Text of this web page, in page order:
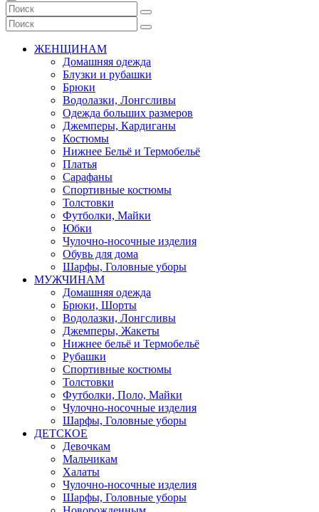
ЖЕНЩИНАМ
Домашняя одежда
Блузки и рубашки
Брюки
Водолазки, Лонгсливы
Одежда больших размеров
Джемперы, Кардиганы
Костюмы
Нижнее Бельё и Термобельё
Платья
Сарафаны
Спортивные костюмы
Толстовки
Футболки, Майки
Юбки
Чулочно-носочные изделия
Обувь для дома
Шарфы, Головные уборы
МУЖЧИНАМ
Домашняя одежда
Брюки, Шорты
Водолазки, Лонгсливы
Джемперы, Жакеты
Нижнее бельё и Термобельё
Рубашки
Спортивные костюмы
Толстовки
Футболки, Поло, Майки
Чулочно-носочные изделия
Шарфы, Головные уборы
ДЕТСКОЕ
Девочкам
Мальчикам
Халаты
Чулочно-носочные изделия
Шарфы, Головные уборы